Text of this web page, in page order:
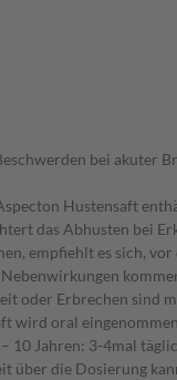
bei akuter
Hustensaft
das Abhusten bei
empfiehlt es sich,
oder Erbrechen sind
wird oral
Jahren: 3-4mal
über die Dosierung